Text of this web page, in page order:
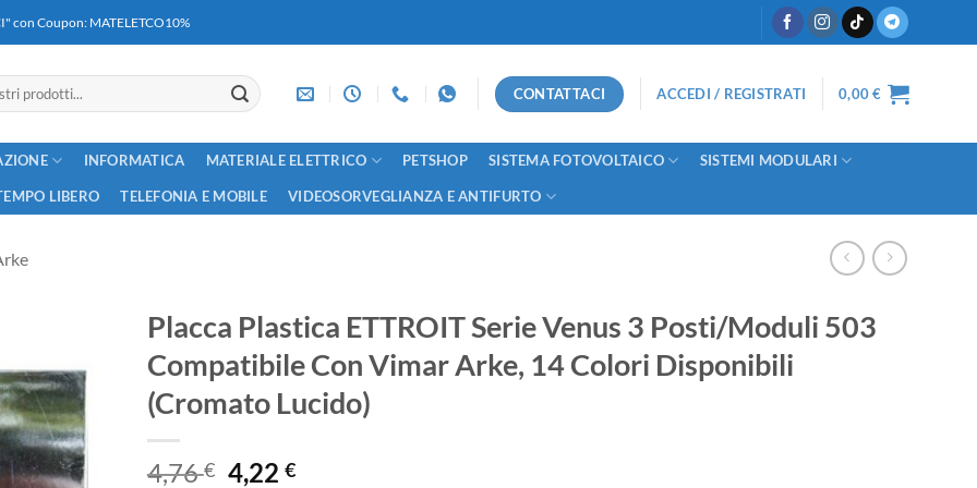
con Coupon: MATELETCO10%
CONTATTACI ACCEDI / REGISTRATI 0,00€
INFORMATICA MATERIALE ELETTRICO PETSHOP SISTEMA FOTOVOLTAICO SISTEMI MODULARI
LIBERO TELEFONIA E MOBILE VIDEOSORVEGLIANZA E ANTIFURTO
Placca Plastica ETTROIT Serie Venus 3 Posti/Moduli 503
Compatibile Con Vimar Arke, 14 Colori Disponibili
(Cromato Lucido)
4,76€ Il
4,22€Il